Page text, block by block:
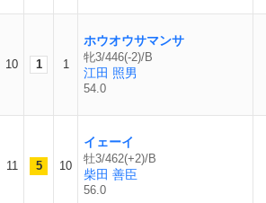
10 1 1
ホウオウサマンサ
牝3/446(-2)/B
江田 照男
54.0
11 5 10
イェーイ
牡3/462(+2)/B
柴田 善臣
56.0